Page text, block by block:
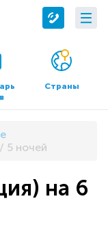
и реквизиты
Страны
5 ночей
на 6